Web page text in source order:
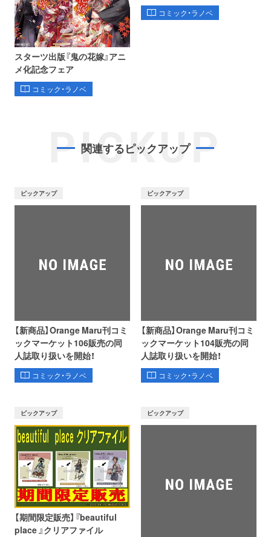
スターツ出版『鬼の花嫁』アニ
メ化記念フェア
コミック・ラノベ
コミック・ラノベ
PICKUP
関連するピックアップ
ピックアップ
【新商品】Orange Maru刊コミ
ックマーケット106販売の同
人誌取り扱いを開始！
コミック・ラノベ
ピックアップ
【新商品】Orange Maru刊コミ
ックマーケット104販売の同
人誌取り扱いを開始！
コミック・ラノベ
ピックアップ
【期間限定販売】『beautiful
place 』クリアファイル
ピックアップ